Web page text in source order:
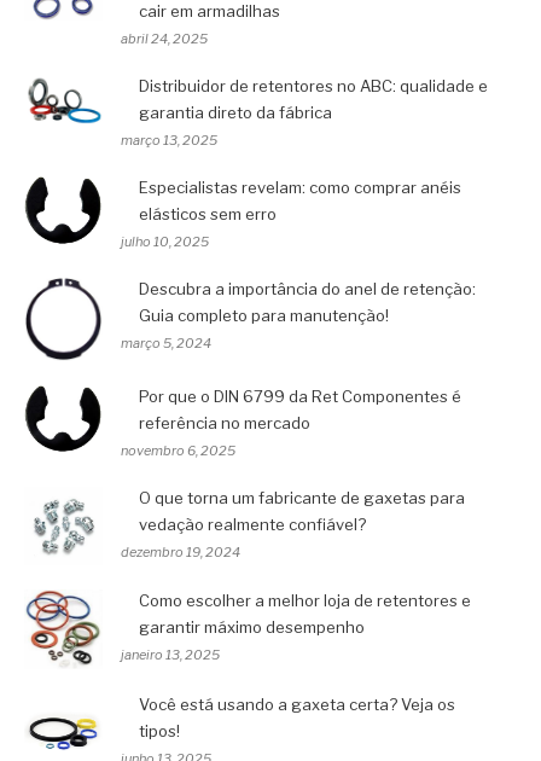
cair em armadilhas
abril 24, 2025
Distribuidor de retentores no ABC: qualidade e
garantia direto da fábrica
março 13, 2025
Especialistas revelam: como comprar anéis
elásticos sem erro
julho 10, 2025
Descubra a importância do anel de retenção:
Guia completo para manutenção!
março 5, 2024
Por que o DIN 6799 da Ret Componentes é
referência no mercado
novembro 6, 2025
O que torna um fabricante de gaxetas para
vedação realmente confiável?
dezembro 19, 2024
Como escolher a melhor loja de retentores e
garantir máximo desempenho
janeiro 13, 2025
Você está usando a gaxeta certa? Veja os
tipos!